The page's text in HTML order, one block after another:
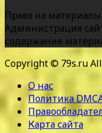
Права на
Администрация
содержание
Copyright © 79s.ru
О нас
Политика
Карта сайта